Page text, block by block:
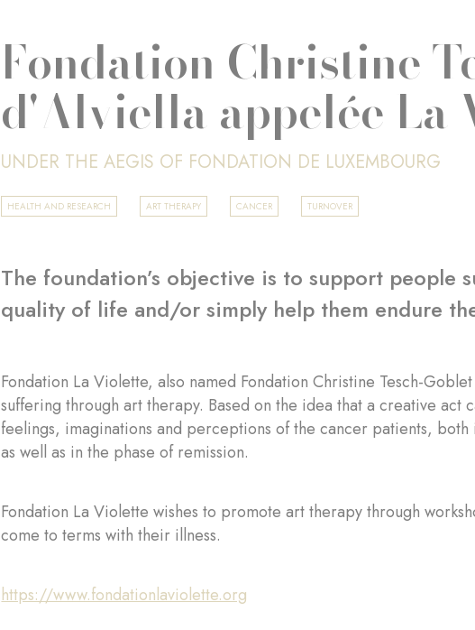
Fondation Christine
d'Alviella appelée La
UNDER THE AEGIS OF FONDATION DE LUXEMBOURG
HEALTH AND RESEARCH ART THERAPY CANCER TURNOVER
The foundation’s objective is to support
quality of life and/or simply help them endure
Fondation La Violette, also named Fondation Christine Tesch-
suffering through art therapy. Based on the idea that a creative
feelings, imaginations and perceptions of the cancer patients,
as well as in the phase of remission.
Fondation La Violette wishes to promote art therapy through
come to terms with their illness.
https://www.fondationlaviolette.org